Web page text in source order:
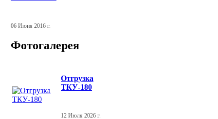
06 Июня 2016 г.
Фотогалерея
Отгрузка
ТКУ-180
12 Июля 2026 г.